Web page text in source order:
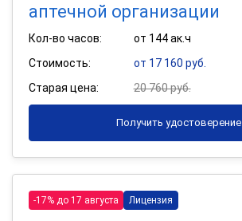
аптечной организации
Кол-во часов:
от 144 ак.ч
Стоимость:
от 17 160 руб.
Старая цена:
20 760 руб.
Получить удостоверение
-17% до 17 августа Лицензия